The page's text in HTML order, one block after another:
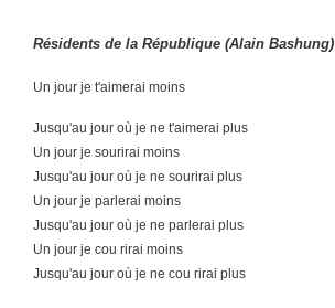
Résidents de la République (Alain Bashung)
Un jour je t'aimerai moins
Jusqu'au jour où je ne t'aimerai plus
Un jour je sourirai moins
Jusqu'au jour où je ne sourirai plus
Un jour je parlerai moins
Jusqu'au jour où je ne parlerai plus
Un jour je cou rirai moins
Jusqu'au jour où je ne cou rirai plus